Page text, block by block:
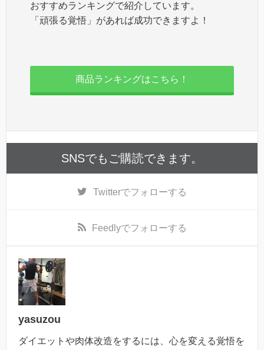
おすすめランキングで紹介しています。
「頑張る覚悟」があれば成功できますよ！
商品ランキングはこちら！
SNSでもご購読できます。
Twitterでフォローする
Feedlyでフォローする
yasuzou
ダイエットや肉体改造をするには、心を変える覚悟を